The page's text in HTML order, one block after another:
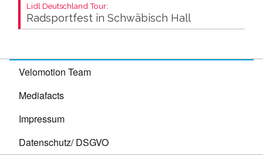
Lidl Deutschland Tour:
Radsportfest in Schwäbisch Hall
Velomotion Team
Mediafacts
Impressum
Datenschutz/ DSGVO